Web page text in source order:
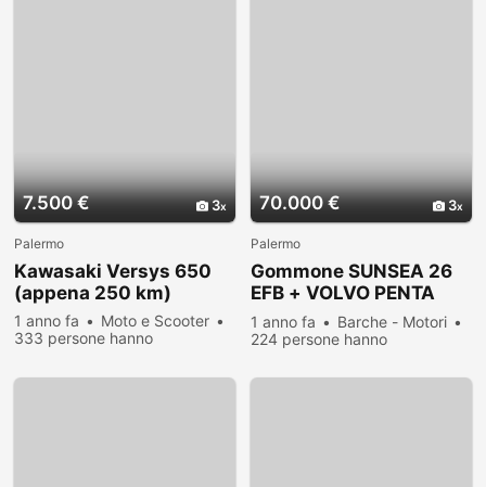
7.500 € 3
Palermo
Kawasaki Versys 650
(appena 250 km)
1 anno fa
Moto e Scooter
333 persone hanno
70.000 € 3
Palermo
Gommone SUNSEA 26
EFB + VOLVO PENTA
300 HP
1 anno fa
Barche - Motori
224 persone hanno